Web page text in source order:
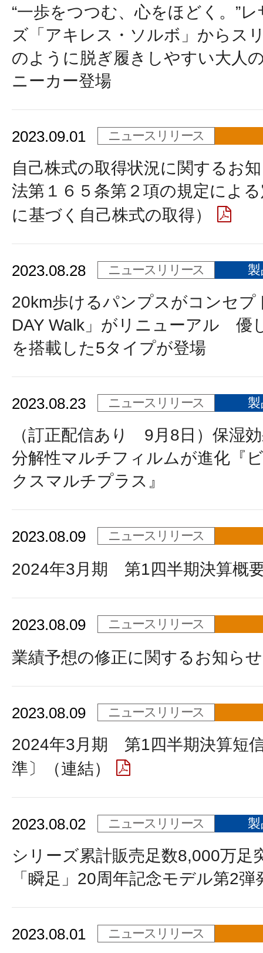
“一歩をつつむ、心をほどく。”
ズ「アキレス・ソルボ」からス
のように脱ぎ履きしやすい大人
ニーカー登場
2023.09.01 ニュースリリース
自己株式の取得状況に関するお
法第１６５条第２項の規定によ
に基づく自己株式の取得）
2023.08.28 ニュースリリース
20km歩けるパンプスがコンセプ
DAY Walk」がリニューアル 優
を搭載した5タイプが登場
2023.08.23 ニュースリリース
（訂正配信あり 9月8日）保湿
分解性マルチフィルムが進化『
クスマルチプラス』
2023.08.09 ニュースリリース
2024年3月期 第1四半期決算概
2023.08.09 ニュースリリース
業績予想の修正に関するお知らせ
2023.08.09 ニュースリリース
2024年3月期 第1四半期決算短
準〕（連結）
2023.08.02 ニュースリリース
シリーズ累計販売足数8,000万足
「瞬足」20周年記念モデル第2弾
2023.08.01 ニュースリリース